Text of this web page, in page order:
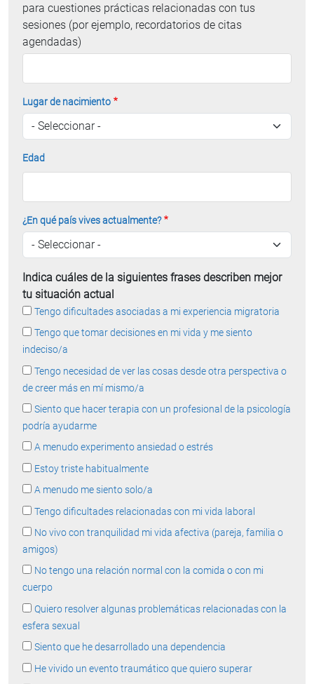
para cuestiones prácticas relacionadas con tus
sesiones (por ejemplo, recordatorios de citas
agendadas)
Lugar de nacimiento
Edad
¿En qué país vives actualmente?
Indica cuáles de la siguientes frases describen mejor
tu situación actual
Tengo dificultades asociadas a mi experiencia migratoria
Tengo que tomar decisiones en mi vida y me siento
indeciso/a
Tengo necesidad de ver las cosas desde otra perspectiva o
de creer más en mí mismo/a
Siento que hacer terapia con un profesional de la psicología
podría ayudarme
A menudo experimento ansiedad o estrés
Estoy triste habitualmente
A menudo me siento solo/a
Tengo dificultades relacionadas con mi vida laboral
No vivo con tranquilidad mi vida afectiva (pareja, familia o
amigos)
No tengo una relación normal con la comida o con mi
cuerpo
Quiero resolver algunas problemáticas relacionadas con la
esfera sexual
Siento que he desarrollado una dependencia
He vivido un evento traumático que quiero superar